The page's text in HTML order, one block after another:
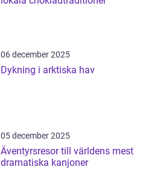
06 december 2025
Dykning i arktiska hav
05 december 2025
Äventyrsresor till världens mest
dramatiska kanjoner